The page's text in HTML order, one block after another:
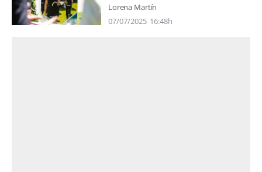
Lorena Martín
07/07/2025 16:48h